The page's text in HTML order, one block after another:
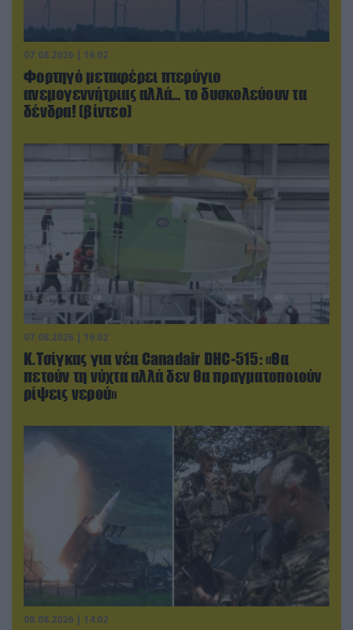
07.08.2026 | 16:02
Φορτηγό μεταφέρει πτερύγιο
ανεμογεννήτριας αλλά… το δυσκολεύουν τα
δένδρα! (βίντεο)
07.08.2026 | 16:02
Κ.Τσίγκας για νέα Canadair DHC-515: «Θα
πετούν τη νύχτα αλλά δεν θα πραγματοποιούν
ρίψεις νερού»
08.08.2026 | 14:02